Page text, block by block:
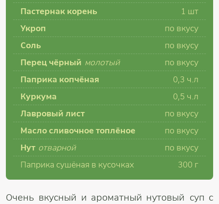
Пастернак корень
1 шт
Укроп
по вкусу
Соль
по вкусу
Перец чёрный молотый
по вкусу
Паприка копчёная
0,3 ч.л
Куркума
0,5 ч.л
Лавровый лист
по вкусу
Масло сливочное топлёное
по вкусу
Нут отварной
по вкусу
Паприка сушёная в кусочках
300 г
Очень вкусный и ароматный нутовый суп с